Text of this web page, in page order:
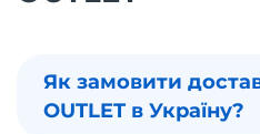
Як замовити
OUTLET в Україну?